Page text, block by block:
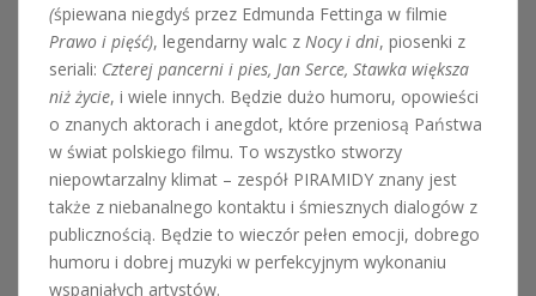
(śpiewana niegdyś przez Edmunda Fettinga w filmie
Prawo i pięść), legendarny walc z Nocy i dni, piosenki z
seriali: Czterej pancerni i pies, Jan Serce, Stawka większa
niż życie, i wiele innych. Będzie dużo humoru, opowieści
o znanych aktorach i anegdot, które przeniosą Państwa
w świat polskiego filmu. To wszystko stworzy
niepowtarzalny klimat – zespół PIRAMIDY znany jest
także z niebanalnego kontaktu i śmiesznych dialogów z
publicznością. Będzie to wieczór pełen emocji, dobrego
humoru i dobrej muzyki w perfekcyjnym wykonaniu
wspaniałych artystów.